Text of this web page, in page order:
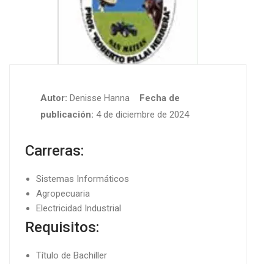
Autor: Denisse Hanna Fecha de
publicación: 4 de diciembre de 2024
Carreras:
Sistemas Informáticos
Agropecuaria
Electricidad Industrial
Requisitos:
Título de Bachiller